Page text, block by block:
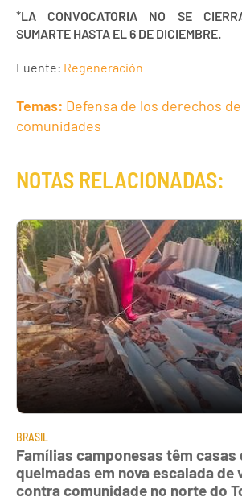
*LA CONVOCATORIA NO SE
SUMARTE HASTA EL 6 DE DICIEMBRE.
Fuente: Regeneración
Temas: Defensa de los derechos
comunidades
NOTAS RELACIONADAS:
BRASIL
Famílias camponesas têm casas
queimadas em nova escalada de
contra comunidade no norte do